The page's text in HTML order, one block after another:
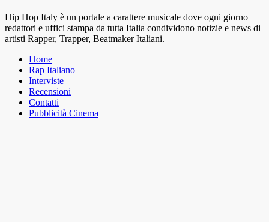
Hip Hop Italy è un portale a carattere musicale dove ogni giorno
redattori e uffici stampa da tutta Italia condividono notizie e news di
artisti Rapper, Trapper, Beatmaker Italiani.
Home
Rap Italiano
Interviste
Recensioni
Contatti
Pubblicità Cinema